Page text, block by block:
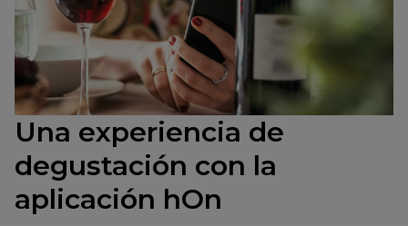
Una experiencia de
degustación con la
aplicación hOn